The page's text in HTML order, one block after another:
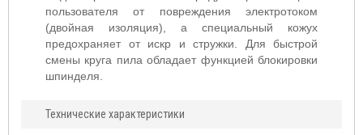
пользователя от повреждения электротоком
(двойная изоляция), а специальный кожух
предохраняет от искр и стружки. Для быстрой
смены круга пила обладает функцией блокировки
шпинделя.
Технические характеристики